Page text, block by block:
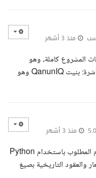
منذ 3 أشهر
المشروع كاملة، وهو
يتطابق مع مشاريع نفذتها سابقا: خبرتي المباشرة: بنيت QanunIQ وهو
منذ 3 أشهر
السلام عليكم أستاذ عمر، أستطيع بناء النظام المطلوب باستخدام Python
التاريخية بصيغ